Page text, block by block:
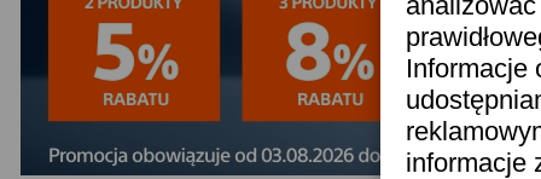
Informacje
informacje